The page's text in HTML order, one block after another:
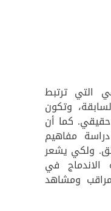
التي ترتبط
وتكون
كما أن
مفاهيم
ولكي يشعر
الاندماج في
ومشاهد